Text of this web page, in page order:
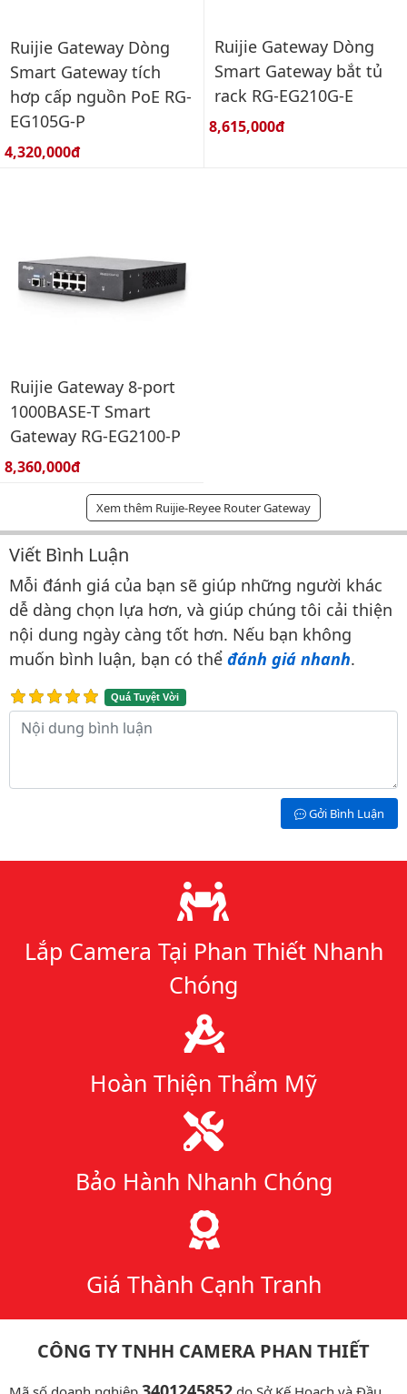
Ruijie Gateway Dòng
Smart Gateway tích
hơp cấp nguồn PoE RG-
EG105G-P
Giá bán:
4,320,000đ
Ruijie Gateway Dòng
Smart Gateway bắt tủ
rack RG-EG210G-E
Giá bán:
8,615,000đ
Ruijie Gateway 8-port
1000BASE-T Smart
Gateway RG-EG2100-P
Giá bán:
8,360,000đ
Xem thêm Ruijie-Reyee Router Gateway
Bình luận & Đánh giá
Viết Bình Luận
Mỗi đánh giá của bạn sẽ giúp những người khác
dễ dàng chọn lựa hơn, và giúp chúng tôi cải thiện
nội dung ngày càng tốt hơn. Nếu bạn không
muốn bình luận, bạn có thể đánh giá nhanh.
Quá Tuyệt Vời
Nội dung bình luận
Gởi Bình Luận
Lý do chọn chúng tôi
Lắp Camera Tại Phan Thiết Nhanh
Chóng
Hoàn Thiện Thẩm Mỹ
Bảo Hành Nhanh Chóng
Giá Thành Cạnh Tranh
CÔNG TY TNHH CAMERA PHAN THIẾT